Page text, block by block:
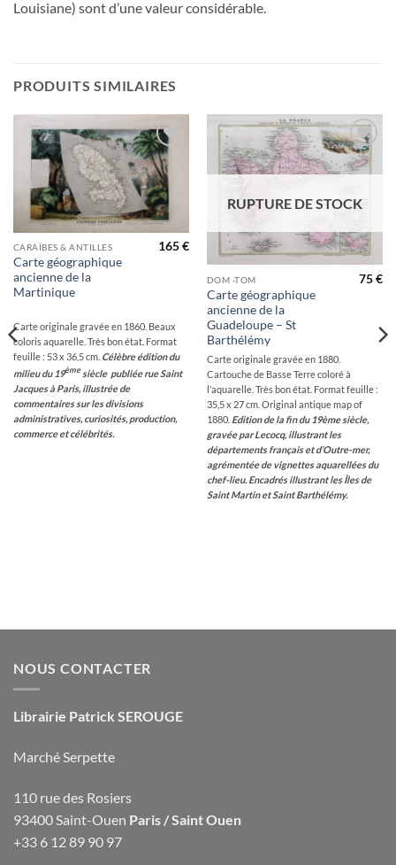
Louisiane) sont d’une valeur considérable.
PRODUITS SIMILAIRES
Ajouter
à la
wishlist
CARAÏBES & ANTILLES
Carte géographique
ancienne de la
Martinique
165€
Carte originale gravée en 1860. Beaux
coloris aquarelle. Très bon état. Format
feuille : 53 x 36,5 cm. Célèbre édition du
milieu du 19èmesiècle publiée rue Saint
Jacques à Paris, illustrée de
commentaires sur les divisions
administratives, curiosités, production,
commerce et célébrités.
Ajouter
à la
RUPTURE DE STOCK
DOM -TOM
Carte géographique
ancienne de la
Guadeloupe – St
Barthélémy
75€
Carte originale gravée en 1880.
Cartouche de Basse Terre coloré à
l’aquarelle. Très bon état. Format feuille :
35,5 x 27 cm. Original antique map of
1880. Edition de la fin du 19ème siècle,
gravée par Lecocq, illustrant les
départements français et d’Outre-mer,
agrémentée de vignettes aquarellées du
chef-lieu. Encadrés illustrant les Îles de
Saint Martin et Saint Barthélémy.
NOUS CONTACTER
Librairie Patrick SEROUGE
Marché Serpette
110 rue des Rosiers
93400 Saint-Ouen Paris / Saint Ouen
+33 6 12 89 90 97